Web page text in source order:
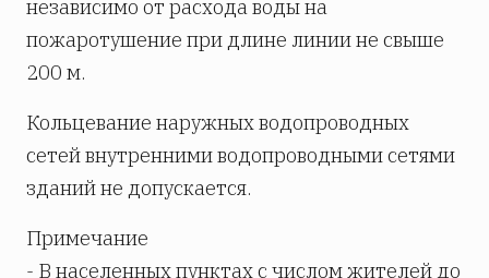
независимо от расхода воды на
пожаротушение при длине линии не свыше
200 м.
Кольцевание наружных водопроводных
сетей внутренними водопроводными сетями
зданий не допускается.
Примечание
- В населенных пунктах с числом жителей до